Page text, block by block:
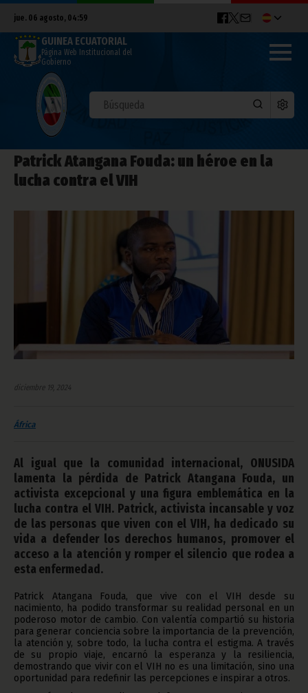
jue. 06 agosto, 04:59
GUINEA ECUATORIAL
Página Web Institucional del
Gobierno
Patrick Atangana Fouda: un héroe en la
lucha contra el VIH
diciembre 19, 2024
África
Al igual que la comunidad internacional, ONUSIDA
lamenta la pérdida de Patrick Atangana Fouda, un
activista excepcional y una figura emblemática en la
lucha contra el VIH. Patrick, activista incansable y voz
de las personas que viven con el VIH, ha dedicado su
vida a defender los derechos humanos, promover el
acceso a la atención y romper el silencio que rodea a
esta enfermedad.
Patrick Atangana Fouda, que vive con el VIH desde su
nacimiento, ha podido transformar su realidad personal en un
poderoso motor de cambio. Con valentía compartió su historia
para generar conciencia sobre la importancia de la prevención,
la atención y, sobre todo, la lucha contra el estigma. A través
de su propio viaje, encarnó la esperanza y la resiliencia,
demostrando que vivir con el VIH no es una limitación, sino una
oportunidad para redefinir las percepciones e inspirar a otros.